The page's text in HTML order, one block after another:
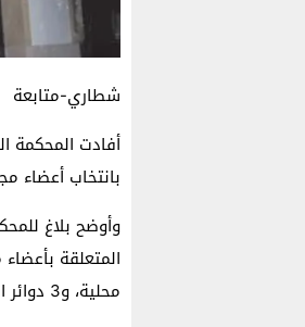
شطاري-متابعة
بانتخاب أعضاء مجلس
وأوضح بلاغ
محلية، و3 دوائر انتخابية جهوية، وبلغ عدد النائبات والنواب المنازع في انتخابهم 68.